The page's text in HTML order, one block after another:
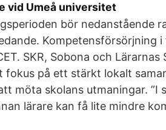
vid Umeå universitet
bör nedanstående
Kompetensförsörjning
SKR, Sobona och
på ett stärkt lokalt
möta skolans utmaningar. ”I
lärare kan få lite mindre